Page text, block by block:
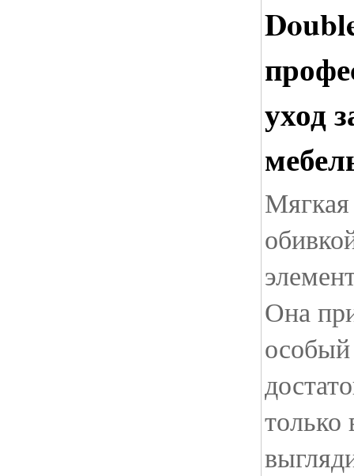
уход
Она
особый
только